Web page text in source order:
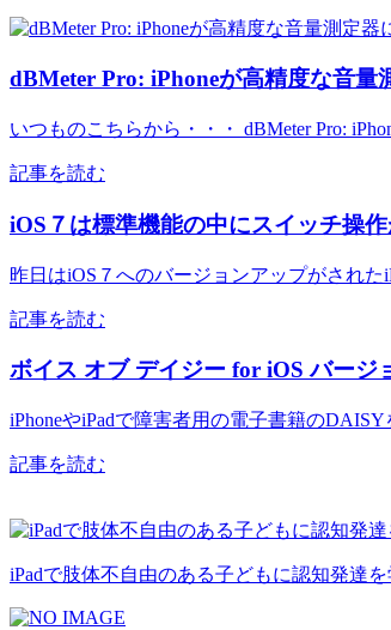
dBMeter Pro: iPhoneが高精度な音量
いつものこちらから・・・ dBMeter Pro:
記事を読む
iOS７は標準機能の中にスイッチ操作
昨日はiOS７へのバージョンアップがされ
記事を読む
ボイス オブ デイジー for iOS バージ
iPhoneやiPadで障害者用の電子書籍の
記事を読む
iPadで肢体不自由のある子どもに認知発達を